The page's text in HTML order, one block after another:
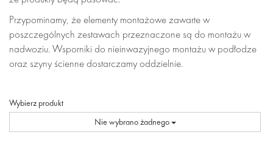
Przypominamy, że elementy montażowe zawarte w
poszczególnych zestawach przeznaczone są do montażu w
nadwoziu. Wsporniki do nieinwazyjnego montażu w podłodze
oraz szyny ścienne dostarczamy oddzielnie.
Wybierz produkt
Nie wybrano żadnego